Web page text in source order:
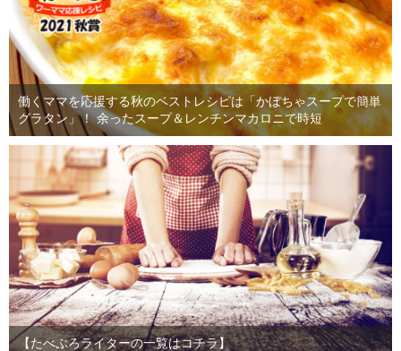
働くママを応援する秋のベストレシピは「かぼちゃスープで簡単
グラタン」！ 余ったスープ＆レンチンマカロニで時短
【たべぷろライターの一覧はコチラ】